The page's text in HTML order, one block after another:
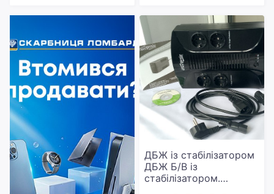
ДБЖ із стабілізатором
ДБЖ Б/В із
стабілізатором.